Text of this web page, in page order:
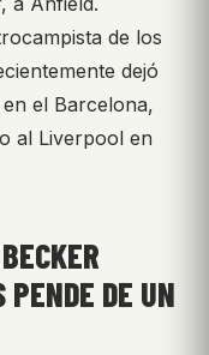
de los
dejó
el Barcelona,
al Liverpool en
DE UN